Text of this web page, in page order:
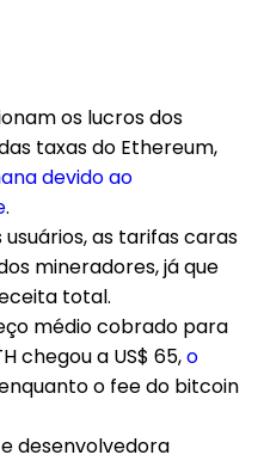
os lucros dos
taxas do Ethereum,
devido ao
.
as tarifas caras
mineradores, já que
total.
médio cobrado para
chegou a US$ 65,o
o fee do bitcoin
desenvolvedora